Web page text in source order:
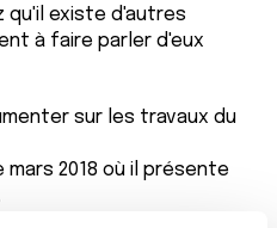
existe d'autres
à faire parler d'eux
sur les travaux du
2018 où il présente